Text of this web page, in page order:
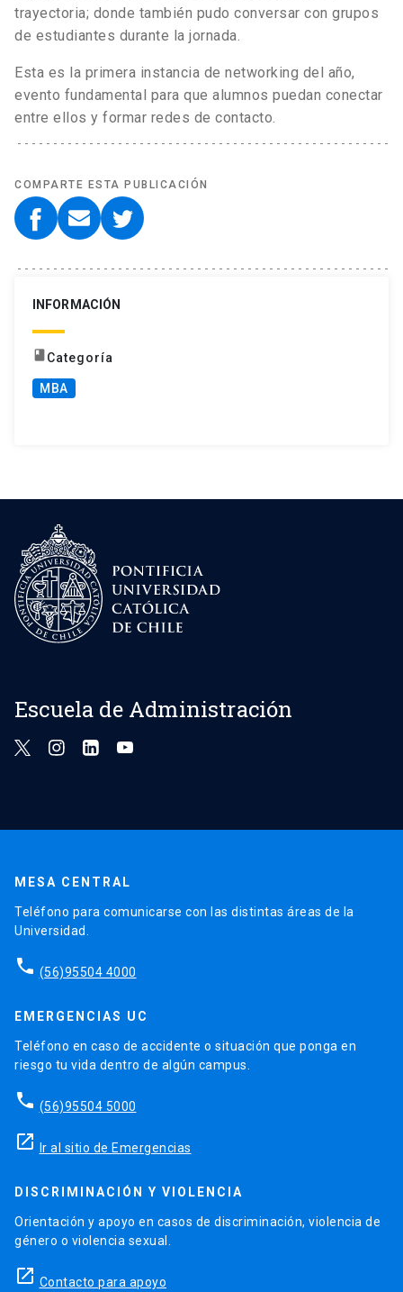
trayectoria; donde también pudo conversar con grupos
de estudiantes durante la jornada.
Esta es la primera instancia de networking del año,
evento fundamental para que alumnos puedan conectar
entre ellos y formar redes de contacto.
COMPARTE ESTA PUBLICACIÓN
INFORMACIÓN
book Categoría
MBA
Escuela de Administración
MESA CENTRAL
Teléfono para comunicarse con las distintas áreas de la
Universidad.
phone (56)95504 4000
EMERGENCIAS UC
Teléfono en caso de accidente o situación que ponga en
riesgo tu vida dentro de algún campus.
phone (56)95504 5000
launch Ir al sitio de Emergencias
DISCRIMINACIÓN Y VIOLENCIA
Orientación y apoyo en casos de discriminación, violencia de
género o violencia sexual.
launch Contacto para apoyo